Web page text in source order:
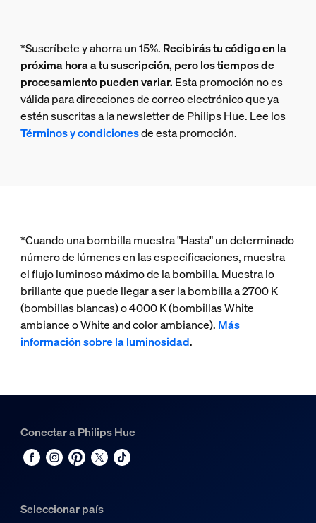
*Suscríbete y ahorra un 15%. Recibirás tu código en la
próxima hora a tu suscripción, pero los tiempos de
procesamiento pueden variar. Esta promoción no es
válida para direcciones de correo electrónico que ya
estén suscritas a la newsletter de Philips Hue. Lee los
Términos y condicionesde esta promoción.
*Cuando una bombilla muestra "Hasta" un determinado
número de lúmenes en las especificaciones, muestra
el flujo luminoso máximo de la bombilla. Muestra lo
brillante que puede llegar a ser la bombilla a 2700 K
(bombillas blancas) o 4000 K (bombillas White
ambiance o White and color ambiance). Más
información sobre la luminosidad.
Conectar a Philips Hue
Seleccionar país